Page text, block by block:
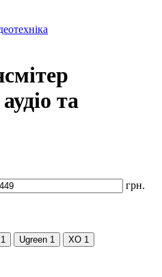
та
грн.
1 Ugreen 1 XO 1